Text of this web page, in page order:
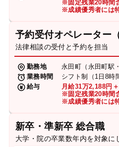
※固定残業20時間
※成績優秀者には
予約受付オペレーター
法律相談の受付と予約を担当
勤務地
永田町（永田町駅
業務時間
シフト制（1日8時
給与
月給31万2,188円
※固定残業20時間
※成績優秀者には
新卒・準新卒 総合職
大学・院の卒業数年内を対象に